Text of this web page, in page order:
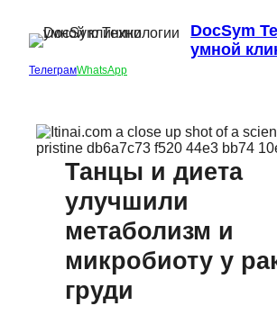
DocSym
умной
ТелеграмWhatsApp
Танцы и диета
улучшили
метаболизм и
микробиоту у
груди